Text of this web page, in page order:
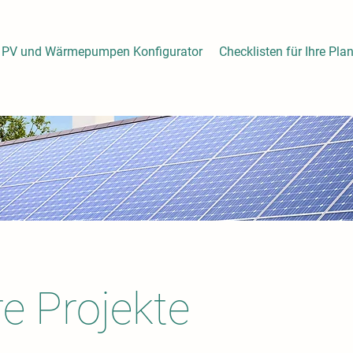
PV und Wärmepumpen Konfigurator Checklisten für Ihre
Projekte